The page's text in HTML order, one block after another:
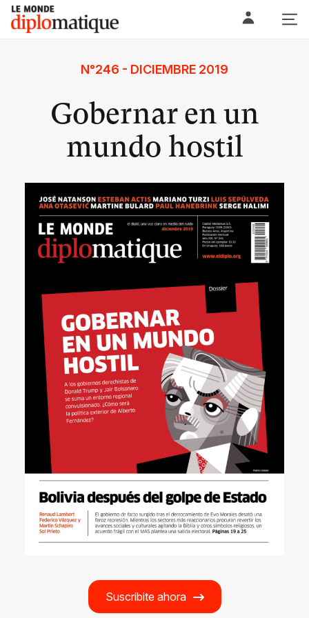
Skip
content
Le monde diplomatique
N°246 - DICIEMBRE 2019
Gobernar en un
mundo hostil
Suscribite ahora